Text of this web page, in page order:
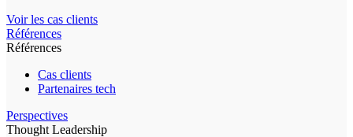
Voir les cas clients
Références
Références
Cas clients
Partenaires tech
Perspectives
Thought Leadership